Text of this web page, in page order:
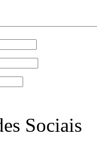
Sociais